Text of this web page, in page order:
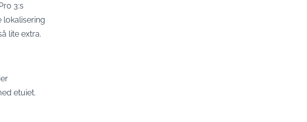
3:s
lokalisering
lite extra.
etuiet.